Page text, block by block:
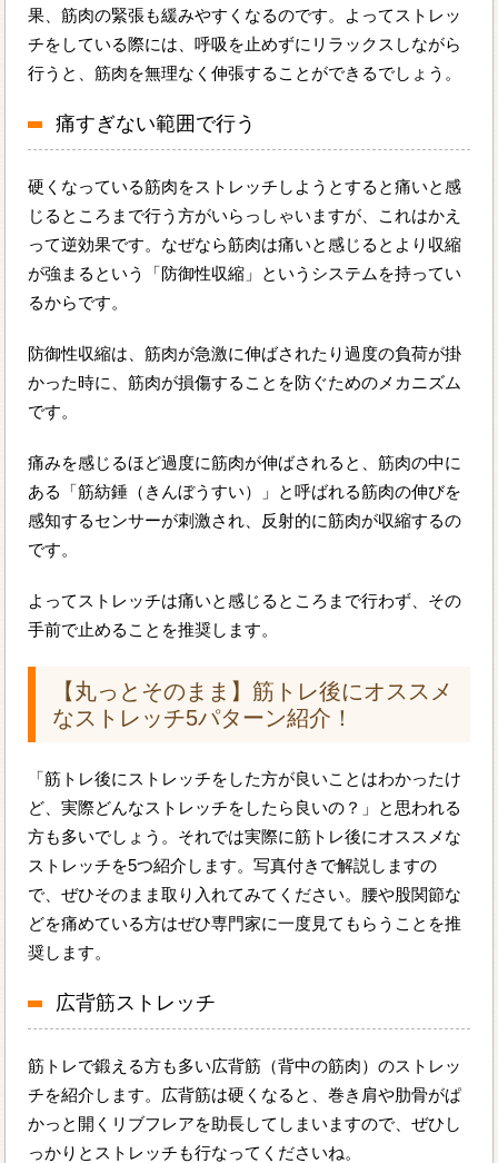
果、筋肉の緊張も緩みやすくなるのです。よってストレッ
チをしている際には、呼吸を止めずにリラックスしながら
行うと、筋肉を無理なく伸張することができるでしょう。
痛すぎない範囲で行う
硬くなっている筋肉をストレッチしようとすると痛いと感
じるところまで行う方がいらっしゃいますが、これはかえ
って逆効果です。なぜなら筋肉は痛いと感じるとより収縮
が強まるという「防御性収縮」というシステムを持ってい
るからです。
防御性収縮は、筋肉が急激に伸ばされたり過度の負荷が掛
かった時に、筋肉が損傷することを防ぐためのメカニズム
です。
痛みを感じるほど過度に筋肉が伸ばされると、筋肉の中に
ある「筋紡錘（きんぼうすい）」と呼ばれる筋肉の伸びを
感知するセンサーが刺激され、反射的に筋肉が収縮するの
です。
よってストレッチは痛いと感じるところまで行わず、その
手前で止めることを推奨します。
【丸っとそのまま】筋トレ後にオススメ
なストレッチ5パターン紹介！
「筋トレ後にストレッチをした方が良いことはわかったけ
ど、実際どんなストレッチをしたら良いの？」と思われる
方も多いでしょう。それでは実際に筋トレ後にオススメな
ストレッチを5つ紹介します。写真付きで解説しますの
で、ぜひそのまま取り入れてみてください。腰や股関節な
どを痛めている方はぜひ専門家に一度見てもらうことを推
奨します。
広背筋ストレッチ
筋トレで鍛える方も多い広背筋（背中の筋肉）のストレッ
チを紹介します。広背筋は硬くなると、巻き肩や肋骨がぱ
かっと開くリブフレアを助長してしまいますので、ぜひし
っかりとストレッチも行なってくださいね。